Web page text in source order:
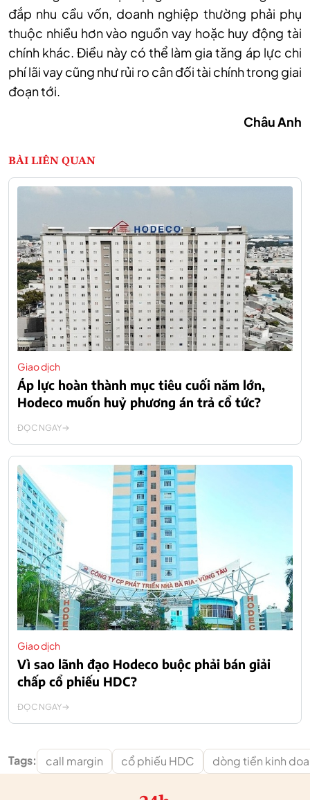
đắp nhu cầu vốn, doanh nghiệp thường phải phụ
thuộc nhiều hơn vào nguồn vay hoặc huy động tài
chính khác. Điều này có thể làm gia tăng áp lực chi
phí lãi vay cũng như rủi ro cân đối tài chính trong giai
đoạn tới.
Châu Anh
BÀI LIÊN QUAN
Giao dịch
Áp lực hoàn thành mục tiêu cuối năm lớn,
Hodeco muốn huỷ phương án trả cổ tức?
ĐỌC NGAY
Giao dịch
Vì sao lãnh đạo Hodeco buộc phải bán giải
chấp cổ phiếu HDC?
ĐỌC NGAY
Tags: call margin cổ phiếu HDC dòng tiền kinh